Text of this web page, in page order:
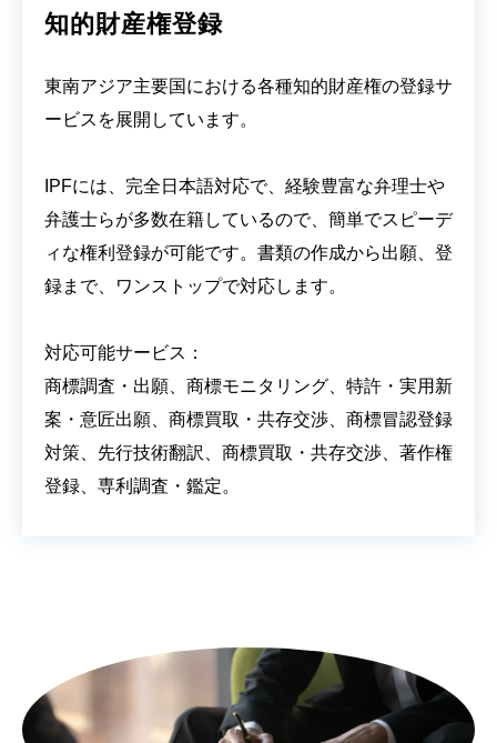
知的財産権登録
東南アジア主要国における各種知的財産権の登録サ
ービスを展開しています。
IPFには、完全日本語対応で、経験豊富な弁理士や
弁護士らが多数在籍しているので、簡単でスピーデ
ィな権利登録が可能です。書類の作成から出願、登
録まで、ワンストップで対応します。
対応可能サービス：
商標調査・出願、商標モニタリング、特許・実用新
案・意匠出願、商標買取・共存交渉、商標冒認登録
対策、先行技術翻訳、商標買取・共存交渉、著作権
登録、専利調査・鑑定。